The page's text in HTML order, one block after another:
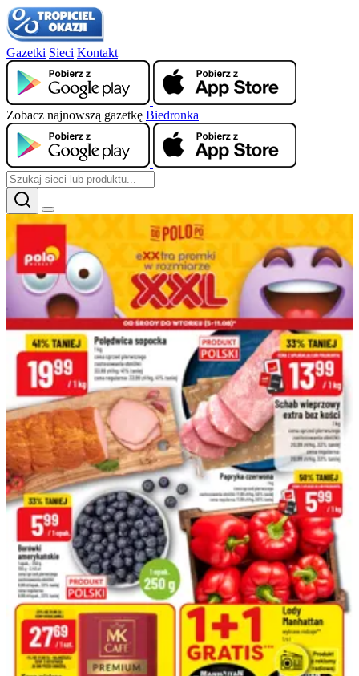
Gazetki Sieci Kontakt
Zobacz najnowszą gazetkę Biedronka